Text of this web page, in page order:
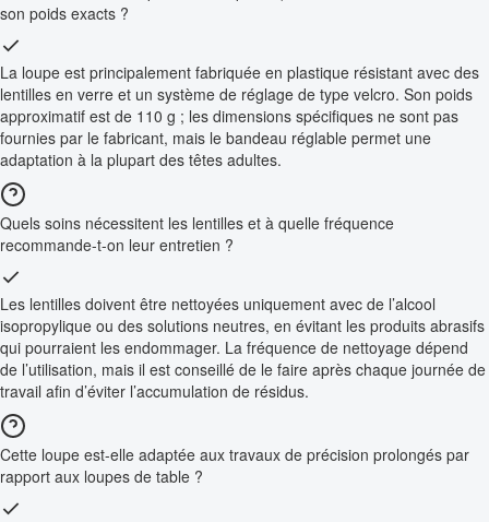
son poids exacts ?
La loupe est principalement fabriquée en plastique résistant avec des
lentilles en verre et un système de réglage de type velcro. Son poids
approximatif est de 110 g ; les dimensions spécifiques ne sont pas
fournies par le fabricant, mais le bandeau réglable permet une
adaptation à la plupart des têtes adultes.
Quels soins nécessitent les lentilles et à quelle fréquence
recommande-t-on leur entretien ?
Les lentilles doivent être nettoyées uniquement avec de l’alcool
isopropylique ou des solutions neutres, en évitant les produits abrasifs
qui pourraient les endommager. La fréquence de nettoyage dépend
de l’utilisation, mais il est conseillé de le faire après chaque journée de
travail afin d’éviter l’accumulation de résidus.
Cette loupe est-elle adaptée aux travaux de précision prolongés par
rapport aux loupes de table ?